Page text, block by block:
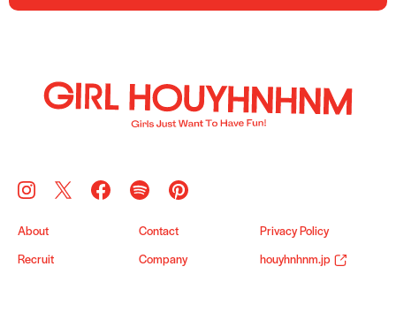
About Contact Privacy Policy
Recruit Company houyhnhnm.jp